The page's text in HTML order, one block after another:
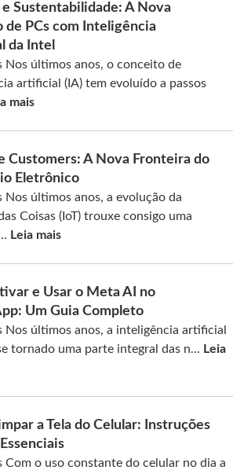
e Sustentabilidade: A Nova
de PCs com Inteligência
da Intel
Nos últimos anos, o conceito de
artificial (IA) tem evoluído a passos
mais
Customers: A Nova Fronteira do
Eletrônico
Nos últimos anos, a evolução da
Coisas (IoT) trouxe consigo uma
Leia mais
e Usar o Meta AI no
Um Guia Completo
Nos últimos anos, a inteligência artificial
tornado uma parte integral das n... Leia
a Tela do Celular: Instruções
Com o uso constante do celular no dia a